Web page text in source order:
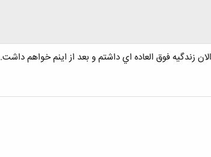
زندگيه فوق العاده اي داشتم و بعد از اينم خواهم داشت.